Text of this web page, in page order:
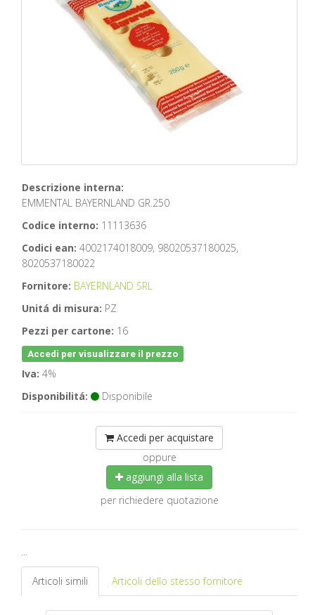
Descrizione interna:
EMMENTAL BAYERNLAND GR.250
Codice interno: 11113636
Codici ean: 4002174018009, 98020537180025,
8020537180022
Fornitore: BAYERNLAND SRL
Unitá di misura: PZ
Pezzi per cartone: 16
Accedi per visualizzare il prezzo
Iva: 4%
Disponibilitá:
Disponibile
Accedi per acquistare
oppure
aggiungi alla lista
per richiedere quotazione
...
Articoli simili Articoli dello stesso fornitore